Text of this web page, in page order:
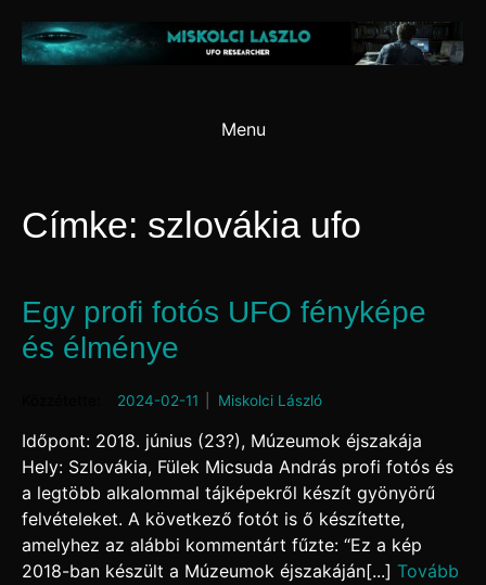
content
Menu
Címke: szlovákia ufo
Egy profi fotós UFO fényképe
és élménye
2024-02-11by Miskolci László
Időpont: 2018. június (23?), Múzeumok éjszakája
Hely: Szlovákia, Fülek Micsuda András profi fotós és
a legtöbb alkalommal tájképekről készít gyönyörű
felvételeket. A következő fotót is ő készítette,
amelyhez az alábbi kommentárt fűzte: “Ez a kép
2018-ban készült a Múzeumok éjszakáján[...] Tovább